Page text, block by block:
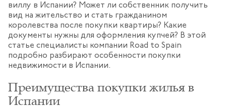
виллу в Испании? Может ли собственник получить
вид на жительство и стать гражданином
королевства после покупки квартиры? Какие
документы нужны для оформления купчей? В этой
статье специалисты компании Road to Spain
подробно разбирают особенности покупки
недвижимости в Испании.
Преимущества покупки жилья в
Испании